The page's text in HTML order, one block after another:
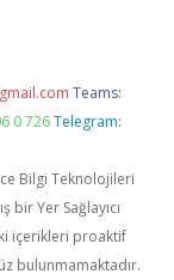
Teams:
0 726 Telegram:
Bilgi Teknolojileri
bir Yer Sağlayıcı
içerikleri proaktif
bulunmamaktadır.